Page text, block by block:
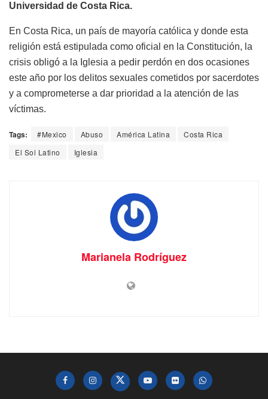
Universidad de Costa Rica.
En Costa Rica, un país de mayoría católica y donde esta
religión está estipulada como oficial en la Constitución, la
crisis obligó a la Iglesia a pedir perdón en dos ocasiones
este año por los delitos sexuales cometidos por sacerdotes
y a comprometerse a dar prioridad a la atención de las
víctimas.
Tags: #Mexico Abuso América Latina
Costa Rica
El Sol Latino
Iglesia
Marianela Rodríguez